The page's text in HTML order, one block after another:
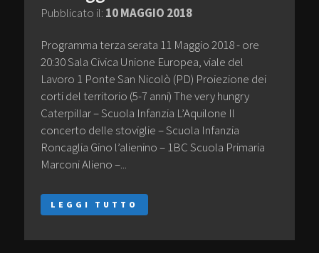
Pubblicato il: 10 MAGGIO 2018
Programma terza serata 11 Maggio 2018 - ore
20:30 Sala Civica Unione Europea, viale del
Lavoro 1 Ponte San Nicolò (PD) Proiezione dei
corti del territorio (5-7 anni) The very hungry
Caterpillar – Scuola Infanzia L’Aquilone Il
concerto delle stoviglie – Scuola Infanzia
Roncaglia Gino l’alienino – 1BC Scuola Primaria
Marconi Alieno –...
LEGGI TUTTO